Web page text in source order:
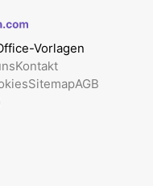
Vorlagen
Kontakt
SitemapAGB